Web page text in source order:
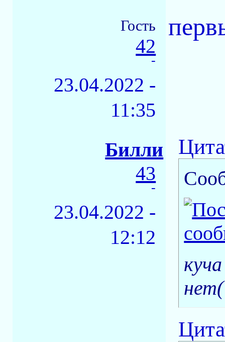
Гость
42
-
23.04.2022 -
11:35
Билли
43
-
23.04.2022 -
12:12
нет(